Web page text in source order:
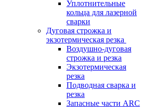
Уплотнительные
кольца для лазерной
сварки
Дуговая строжка и
экзотермическая резка
Воздушно-дуговая
строжка и резка
Экзотермическая
резка
Подводная сварка и
резка
Запасные части ARC